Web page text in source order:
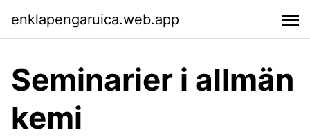
enklapengaruica.web.app
Seminarier i allmän
kemi